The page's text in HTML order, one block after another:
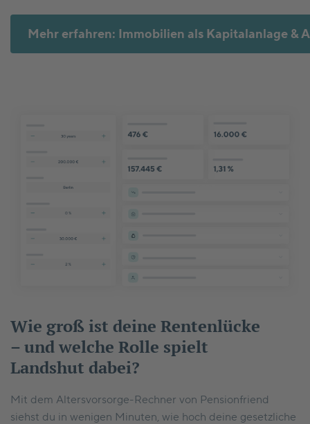
Mehr erfahren: Immobilien als Kapitalanlage &
Wie groß ist deine Rentenlücke
– und welche Rolle spielt
Landshut dabei?
Mit dem Altersvorsorge-Rechner von Pensionfriend
siehst du in wenigen Minuten, wie hoch deine gesetzliche